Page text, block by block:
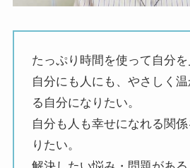
たっぷり時間を使って自分を
自分にも人にも、やさしく
る自分になりたい。
自分も人も幸せになれる関
りたい。